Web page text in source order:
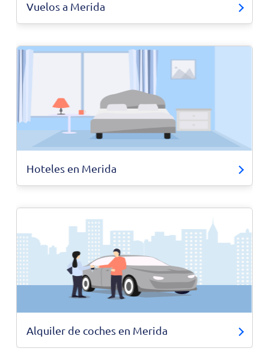
Vuelos a Merida
Hoteles en Merida
Alquiler de coches en Merida